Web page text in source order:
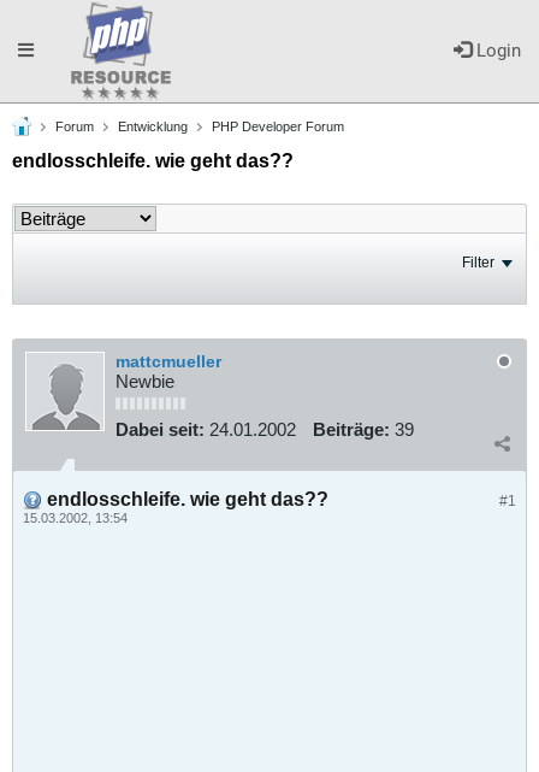
Login
Toggle
navigation
Forum Entwicklung PHP Developer Forum
endlosschleife. wie geht das??
Filter
mattcmueller
Newbie
Dabei seit: 24.01.2002 Beiträge: 39
#1
endlosschleife. wie geht das??
15.03.2002, 13:54